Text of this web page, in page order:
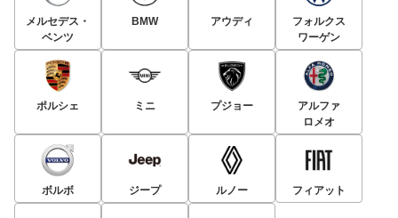
メルセデス・
ベンツ
BMW アウディ
フォルクス
ワーゲン
ポルシェ ミニ プジョー
アルファ
ロメオ
ボルボ ジープ ルノー フィアット